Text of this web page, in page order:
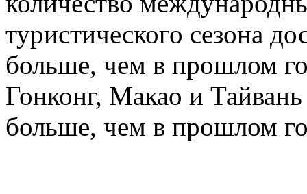
туристического сезона
больше, чем в прошлом
Гонконг, Макао и
больше, чем в прошлом